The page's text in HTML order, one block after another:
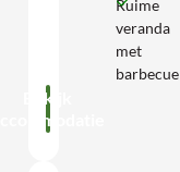
Ruime
veranda
met
barbecue
Bekijk
accommodatie